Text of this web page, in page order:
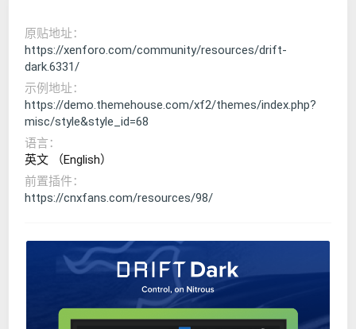
原贴地址
https://xenforo.com/community/resources/drift-
dark.6331/
示例地址
https://demo.themehouse.com/xf2/themes/index.php?
misc/style&style_id=68
语言
英文 （English）
前置插件
https://cnxfans.com/resources/98/